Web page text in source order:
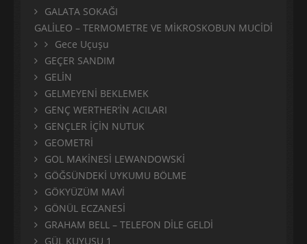
GALATA SOKAĞI
GALİLEO – TERMOMETRE VE MİKROSKOBUN MUCİDİ
Gece Uçuşu
GEÇER SANDIM
GELİN
GELMEYENİ BEKLEMEK
GENÇ WERTHER’İN ACILARI
GENÇLER İÇİN NUTUK
GEOMETRİ
GOL MAKİNESİ LEWANDOWSKİ
GÖĞSÜNDEKİ UYKUMU BÖLME
GÖKYÜZÜM MAVİ
GÖNÜL ECZANESİ
GRAHAM BELL – TELEFON DİLE GELDİ
GÜL KUYUSU 1